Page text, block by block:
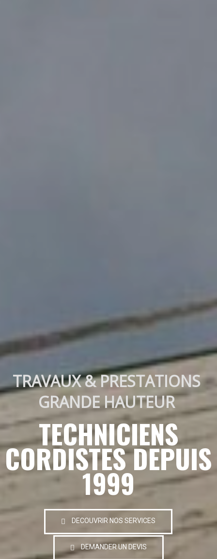
TRAVAUX & PRESTATIONS
GRANDE HAUTEUR
TECHNICIENS
CORDISTES DEPUIS
1999
DECOUVRIR NOS SERVICES
DEMANDER UN DEVIS